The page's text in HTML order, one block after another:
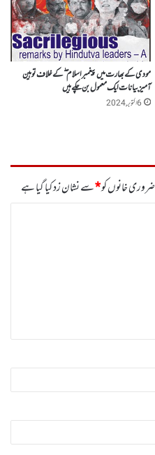
مودی کے بھارت میں پیغمبر اسلام ۖکے خلاف توہین
آمیزبیانات ایک معمول بن چکے ہیں
6 اکتوبر, 2024
ضروری خانوں کو*سے نشان زد کیا گیا ہے